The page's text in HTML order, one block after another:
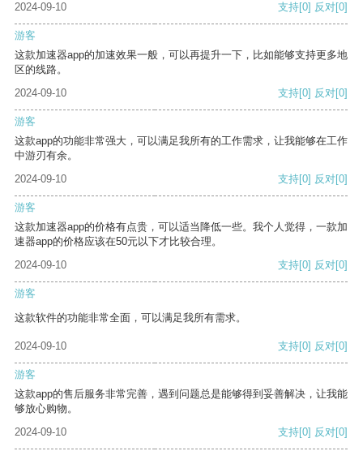
2024-09-10 支持[0] 反对[0]
游客
这款加速器app的加速效果一般，可以再提升一下，比如能够支持更多地
区的线路。
2024-09-10
支持[0] 反对[0]
游客
这款app的功能非常强大，可以满足我所有的工作需求，让我能够在工作
中游刃有余。
2024-09-10
支持[0] 反对[0]
游客
这款加速器app的价格有点贵，可以适当降低一些。我个人觉得，一款加
速器app的价格应该在50元以下才比较合理。
2024-09-10
支持[0] 反对[0]
游客
这款软件的功能非常全面，可以满足我所有需求。
2024-09-10 支持[0] 反对[0]
游客
这款app的售后服务非常完善，遇到问题总是能够得到妥善解决，让我能
够放心购物。
2024-09-10
支持[0] 反对[0]